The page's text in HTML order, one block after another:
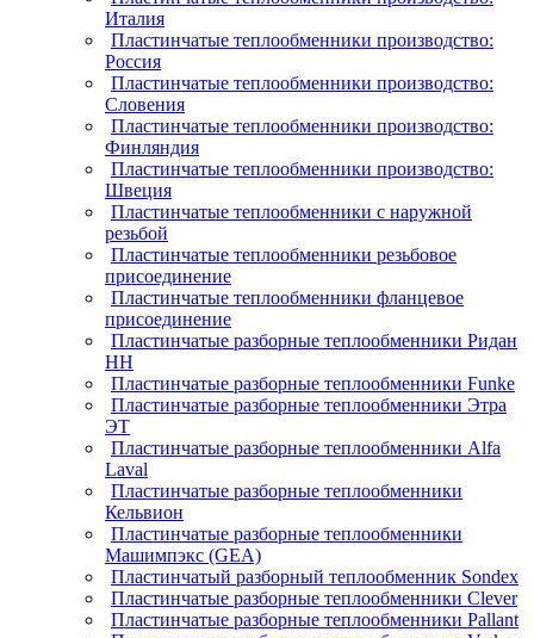
Италия
Пластинчатые теплообменники производство:
Россия
Пластинчатые теплообменники производство:
Словения
Пластинчатые теплообменники производство:
Финляндия
Пластинчатые теплообменники производство:
Швеция
Пластинчатые теплообменники с наружной
резьбой
Пластинчатые теплообменники резьбовое
присоединение
Пластинчатые теплообменники фланцевое
присоединение
Пластинчатые разборные теплообменники Ридан
НН
Пластинчатые разборные теплообменники Funke
Пластинчатые разборные теплообменники Этра
ЭТ
Пластинчатые разборные теплообменники Alfa
Laval
Пластинчатые разборные теплообменники
Кельвион
Пластинчатые разборные теплообменники
Машимпэкс (GEA)
Пластинчатый разборный теплообменник Sondex
Пластинчатые разборные теплообменники Clever
Пластинчатые разборные теплообменники Pallant